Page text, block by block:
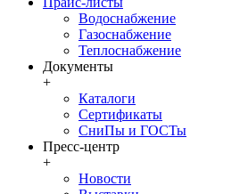
Водоснабжение
Газоснабжение
Теплоснабжение
Документы
+
Каталоги
Сертификаты
СниПы и ГОСТы
Пресс-центр
+
Новости